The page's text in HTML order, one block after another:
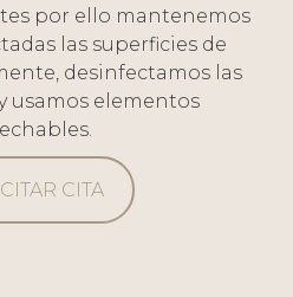
por ello mantenemos
las superficies de
desinfectamos las
usamos elementos
CITA